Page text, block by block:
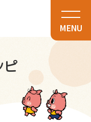
ピ
MENU